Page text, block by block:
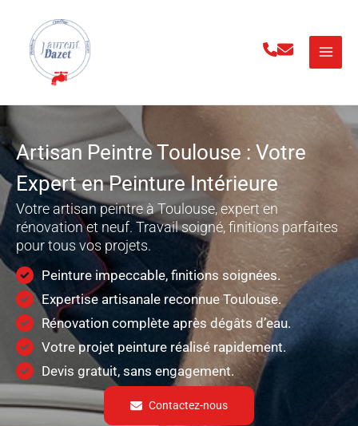
contenu
Artisan Peintre Toulouse : Votre
Expert en Peinture Intérieure
Votre artisan peintre à Toulouse, expert en
rénovation et neuf. Travail soigné, finitions parfaites
pour tous vos projets.
Peinture impeccable, finitions soignées.
Expertise artisanale reconnue Toulouse.
Rénovation complète après dégâts d’eau.
Votre projet peinture réalisé rapidement.
Devis gratuit, sans engagement.
Contactez-nous